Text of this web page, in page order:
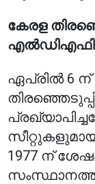
കേരള
ഏപ്രിൽ 6 ന്
1977 ന്
സംസ്ഥാനത്ത്